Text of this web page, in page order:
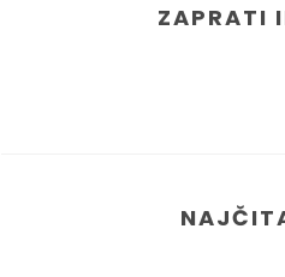
ZAPRATI